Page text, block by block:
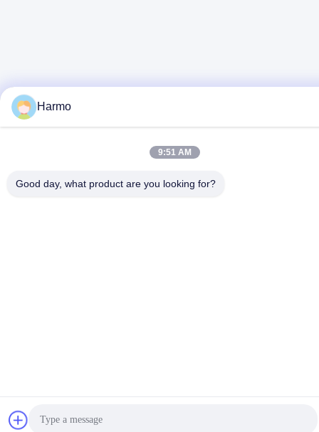
Harmo
9:51 AM
Good day, what product are you looking for?